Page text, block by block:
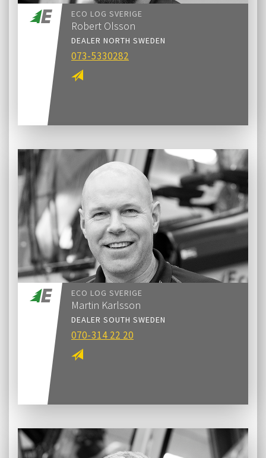
ECO LOG SVERIGE
Robert Olsson
DEALER NORTH SWEDEN
073-5330282
ECO LOG SVERIGE
Martin Karlsson
DEALER SOUTH SWEDEN
070-314 22 20